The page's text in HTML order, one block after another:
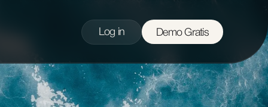
Log in Demo Gratis